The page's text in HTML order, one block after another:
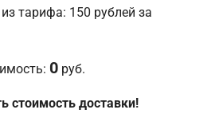
тарифа: 150 рублей за
0 руб.
стоимость доставки!